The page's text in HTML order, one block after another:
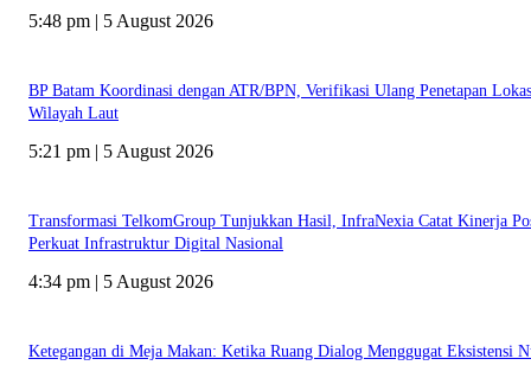
5:48 pm | 5 August 2026
BP Batam Koordinasi dengan ATR/BPN, Verifikasi Ulang Penetapan
Wilayah Laut
5:21 pm | 5 August 2026
Transformasi TelkomGroup Tunjukkan Hasil, InfraNexia Catat Kinerja
Perkuat Infrastruktur Digital Nasional
4:34 pm | 5 August 2026
Ketegangan di Meja Makan: Ketika Ruang Dialog Menggugat Eksistensi